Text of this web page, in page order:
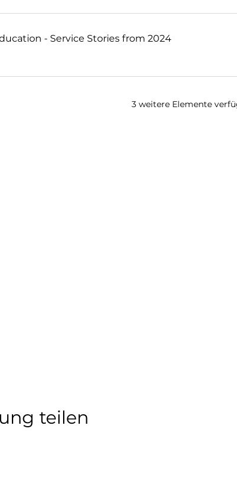
- Service Stories from 2024
3 weitere Elemente
teilen